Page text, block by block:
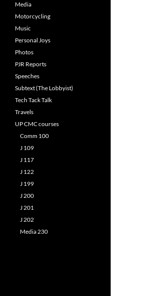
Media
Motorcycling
Music
Personal Joys
Photos
PJR Reports
Speeches
Subtext (The Lobbyist)
Tech Tack Talk
Travels
UP CMC courses
Comm 100
J 109
J 117
J 122
J 199
J 200
J 201
J 202
Media 230